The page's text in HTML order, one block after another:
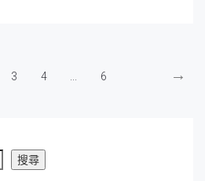
3 4 6 →
搜尋